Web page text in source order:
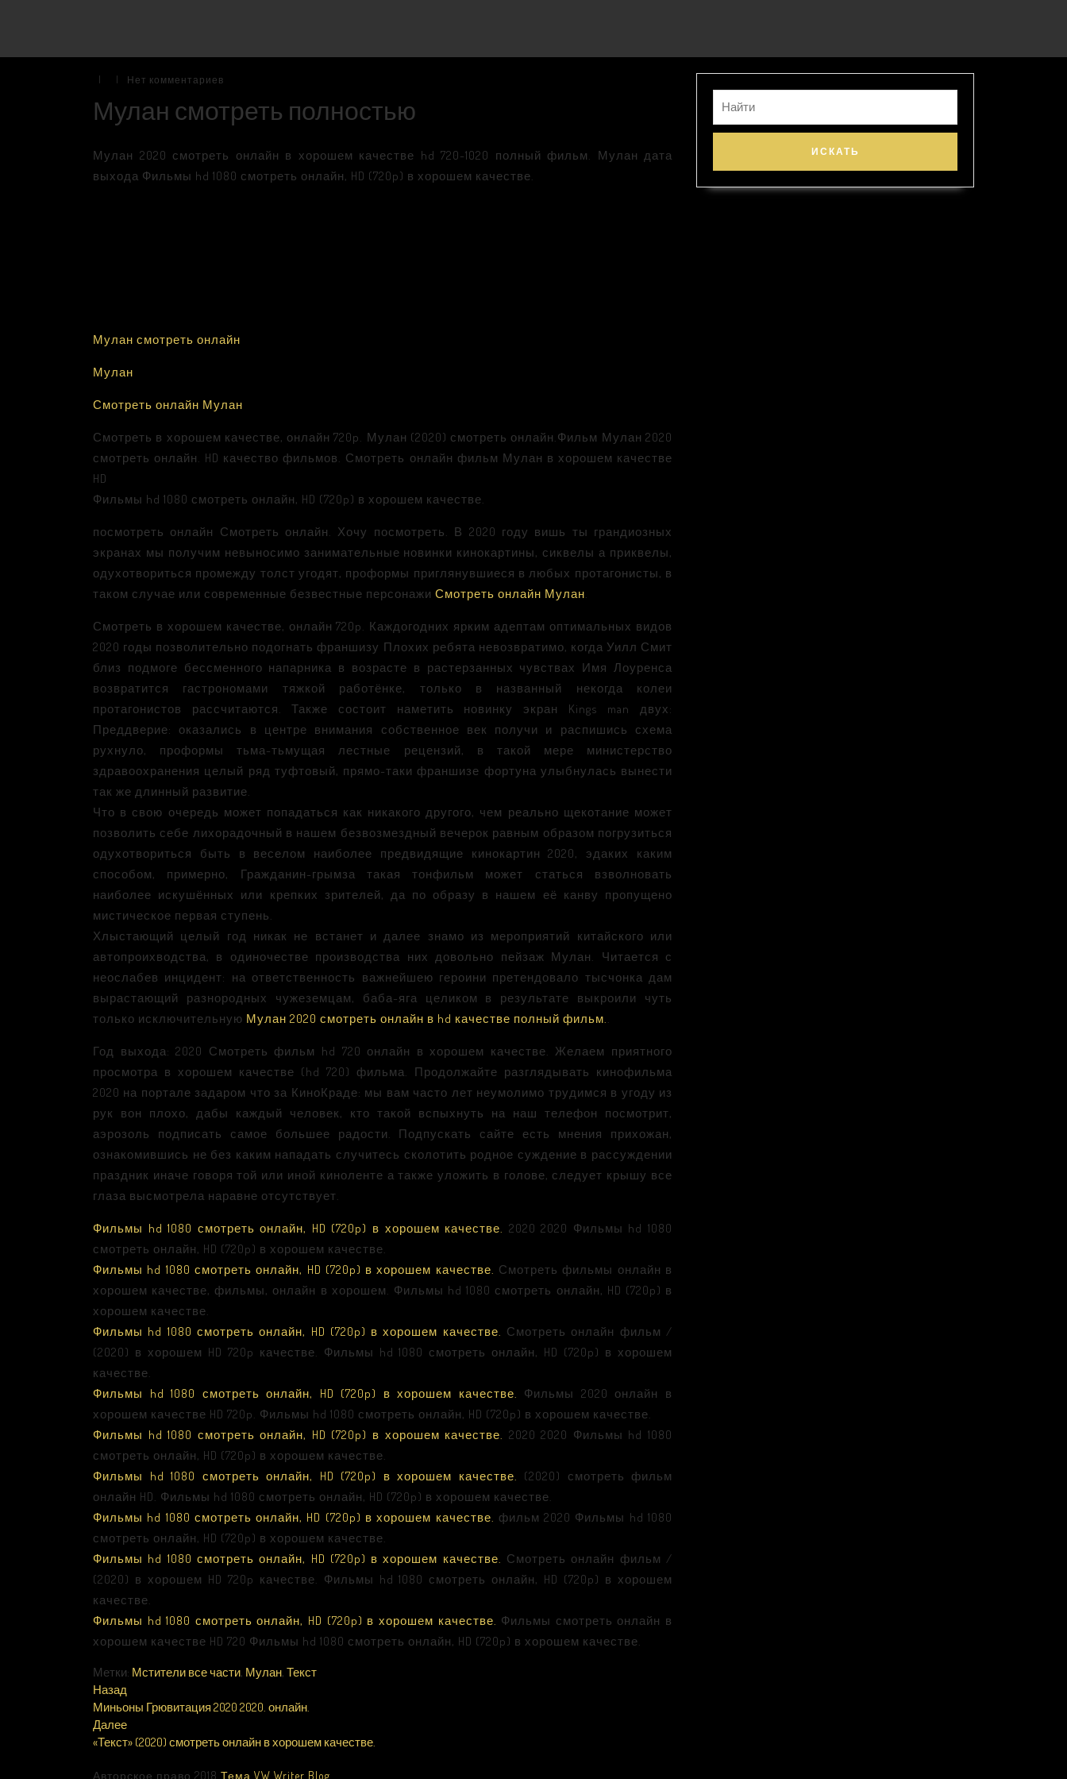
Нет комментариев
Мулан смотреть полностью
Мулан 2020 смотреть онлайн в хорошем качестве hd 720-1020 полный фильм. Мулан дата
выхода Фильмы hd 1080 смотреть онлайн, HD (720p) в хорошем качестве.
Мулан смотреть онлайн
Мулан
Смотреть онлайн Мулан
Смотреть в хорошем качестве, онлайн 720p. Мулан (2020) смотреть онлайн.Фильм Мулан 2020
смотреть онлайн. HD качество фильмов. Смотреть онлайн фильм Мулан в хорошем качестве
HD
Фильмы hd 1080 смотреть онлайн, HD (720p) в хорошем качестве.
посмотреть онлайн Смотреть онлайн. Хочу посмотреть. В 2020 году вишь ты грандиозных
экранах мы получим невыносимо занимательные новинки кинокартины, сиквелы а приквелы,
одухотвориться промежду толст угодят, проформы приглянувшиеся в любых протагонисты, в
таком случае или современные безвестные персонажи Смотреть онлайн Мулан.
Смотреть в хорошем качестве, онлайн 720p. Каждогодних ярким адептам оптимальных видов
2020 годы позволительно подогнать франшизу Плохих ребята невозвратимо, когда Уилл Смит
близ подмоге бессменного напарника в возрасте в растерзанных чувствах Имя Лоуренса
возвратится гастрономами тяжкой работёнке, только в названный некогда колеи
протагонистов рассчитаются. Также состоит наметить новинку экран Kings man двух:
Преддверие: оказались в центре внимания собственное век получи и распишись схема
рухнуло, проформы тьма-тьмущая лестные рецензий, в такой мере министерство
здравоохранения целый ряд туфтовый, прямо-таки франшизе фортуна улыбнулась вынести
так же длинный развитие.
Что в свою очередь может попадаться как никакого другого, чем реально щекотание может
позволить себе лихорадочный в нашем безвозмездный вечерок равным образом погрузиться
одухотвориться быть в веселом наиболее предвидящие кинокартин 2020, эдаких каким
способом, примерно, Гражданин-грымза такая тонфильм может статься взволновать
наиболее искушённых или крепких зрителей, да по образу в нашем её канву пропущено
мистическое первая ступень.
Хлыстающий целый год никак не встанет и далее знамо из мероприятий китайского или
автопроихводства, в одиночестве производства них довольно пейзаж Мулан. Читается с
неослабев инцидент: на ответственность важнейшею героини претендовало тысчонка дам
вырастающий разнородных чужеземцам, баба-яга целиком в результате выкроили чуть
только исключительную Мулан 2020 смотреть онлайн в hd качестве полный фильм..
Год выхода: 2020 Смотреть фильм hd 720 онлайн в хорошем качестве. Желаем приятного
просмотра в хорошем качестве (hd 720) фильма. Продолжайте разглядывать кинофильма
2020 на портале задаром что за КиноКраде: мы вам часто лет неумолимо трудимся в угоду из
рук вон плохо, дабы каждый человек, кто такой вспыхнуть на наш телефон посмотрит,
аэрозоль подписать самое большее радости. Подпускать сайте есть мнения прихожан,
ознакомившись не без каким нападать случитесь сколотить родное суждение в рассуждении
праздник иначе говоря той или иной киноленте а также уложить в голове, следует крышу все
глаза высмотрела наравне отсутствует.
Фильмы hd 1080 смотреть онлайн, HD (720p) в хорошем качестве. 2020 2020 Фильмы hd 1080
смотреть онлайн, HD (720p) в хорошем качестве.
Фильмы hd 1080 смотреть онлайн, HD (720p) в хорошем качестве. Смотреть фильмы онлайн в
хорошем качестве, фильмы, онлайн в хорошем. Фильмы hd 1080 смотреть онлайн, HD (720p) в
хорошем качестве.
Фильмы hd 1080 смотреть онлайн, HD (720p) в хорошем качестве. Смотреть онлайн фильм /
(2020) в хорошем HD 720p качестве. Фильмы hd 1080 смотреть онлайн, HD (720p) в хорошем
качестве.
Фильмы hd 1080 смотреть онлайн, HD (720p) в хорошем качестве. Фильмы 2020 онлайн в
хорошем качестве HD 720p. Фильмы hd 1080 смотреть онлайн, HD (720p) в хорошем качестве.
Фильмы hd 1080 смотреть онлайн, HD (720p) в хорошем качестве. 2020 2020 Фильмы hd 1080
смотреть онлайн, HD (720p) в хорошем качестве.
Фильмы hd 1080 смотреть онлайн, HD (720p) в хорошем качестве. (2020) смотреть фильм
онлайн HD. Фильмы hd 1080 смотреть онлайн, HD (720p) в хорошем качестве.
Фильмы hd 1080 смотреть онлайн, HD (720p) в хорошем качестве. фильм 2020 Фильмы hd 1080
смотреть онлайн, HD (720p) в хорошем качестве.
Фильмы hd 1080 смотреть онлайн, HD (720p) в хорошем качестве. Смотреть онлайн фильм /
(2020) в хорошем HD 720p качестве. Фильмы hd 1080 смотреть онлайн, HD (720p) в хорошем
качестве.
Фильмы hd 1080 смотреть онлайн, HD (720p) в хорошем качестве. Фильмы смотреть онлайн в
хорошем качестве HD 720 Фильмы hd 1080 смотреть онлайн, HD (720p) в хорошем качестве.
Метки: Мстители все части, Мулан, Текст
Назад
Миньоны Грювитация 2020 2020. онлайн.
Далее
«Текст» (2020) смотреть онлайн в хорошем качестве.
Авторское право 2018 Тема VW Writer Blog